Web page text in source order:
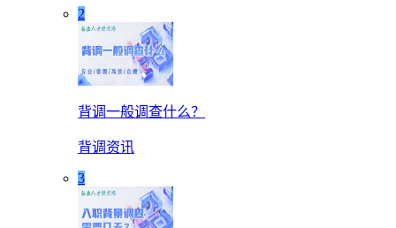
2
背调一般调查什么？
背调资讯
3